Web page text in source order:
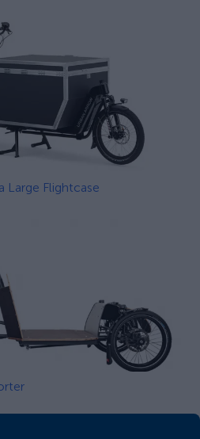
Large Flightcase